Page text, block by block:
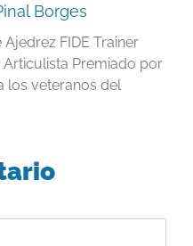
Borges
FIDE Trainer
Premiado por
los veteranos del